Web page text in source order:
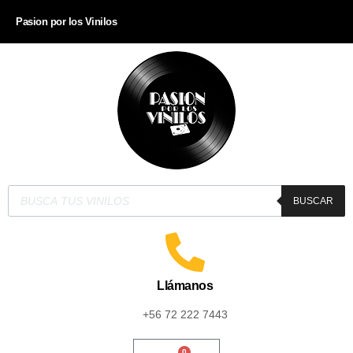
Pasion por los Vinilos
BUSCAR
Llámanos
+56 72 222 7443